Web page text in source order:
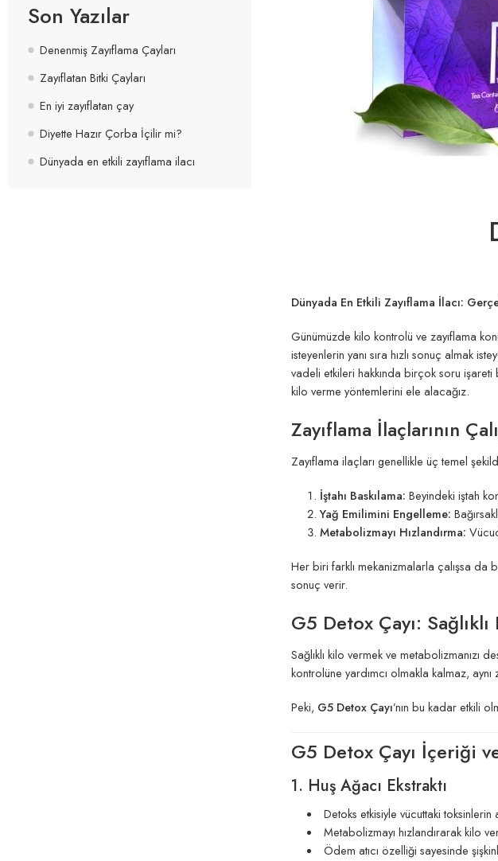
Dünyada En Etkili Zayıflama İlacı:
Günümüzde kilo kontrolü ve zayıflama
isteyenlerin yanı sıra hızlı sonuç almak
vadeli etkileri hakkında birçok soru işareti
kilo verme yöntemlerini ele alacağız.
Zayıflama İlaçlarının
Zayıflama ilaçları genellikle üç temel
İştahı Baskılama: Beyindeki iştah
Yağ Emilimini Engelleme:
Metabolizmayı Hızlandırma:
Her biri farklı mekanizmalarla çalışsa da
sonuç verir.
G5 Detox Çayı:
Sağlıklı kilo vermek ve metabolizmanızı
kontrolüne yardımcı olmakla kalmaz,
Peki, G5 Detox Çayı’nın bu kadar etkili
G5 Detox Çayı İçeriği
1. Huş Ağacı Ekstraktı
Detoks etkisiyle vücuttaki toksinlerin
Metabolizmayı hızlandırarak kilo
Ödem atıcı özelliği sayesinde
Son Yazılar
Denenmiş Zayıflama Çayları
Zayıflatan Bitki Çayları
En iyi zayıflatan çay
Diyette Hazır Çorba İçilir mi?
Dünyada en etkili zayıflama ilacı